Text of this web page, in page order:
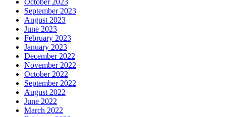
October 2023
September 2023
August 2023
June 2023
February 2023
January 2023
December 2022
November 2022
October 2022
September 2022
August 2022
June 2022
March 2022